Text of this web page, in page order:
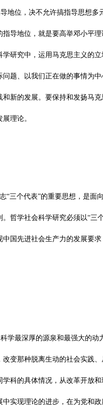
地位，决不允许搞指导思想多
导地位，就是要高举邓小平
研究中，运用马克思主义的
题、以我们正在做的事情为
新的发展。要保持和发扬马
理论。
“三个代表”的重要思想，是面
哲学社会科学研究必须以“三
国先进社会生产力的发展要
学最深厚的源泉和最强大的动
变那种脱离生动的社会实践
科的具体情况，从改革开放
实现理论的进步，在为党和